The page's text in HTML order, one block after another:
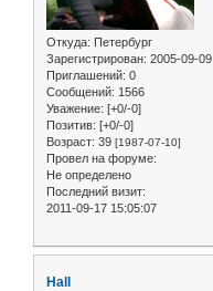
Откуда: Петербург
Зарегистрирован: 2005-09-09
Приглашений: 0
Сообщений: 1566
Уважение: [+0/-0]
Позитив: [+0/-0]
Возраст: 39 [1987-07-10]
Провел на форуме:
Не определено
Последний визит:
2011-09-17 15:05:07
Hall